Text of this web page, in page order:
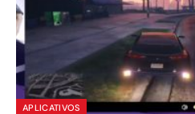
APLICATIVOS